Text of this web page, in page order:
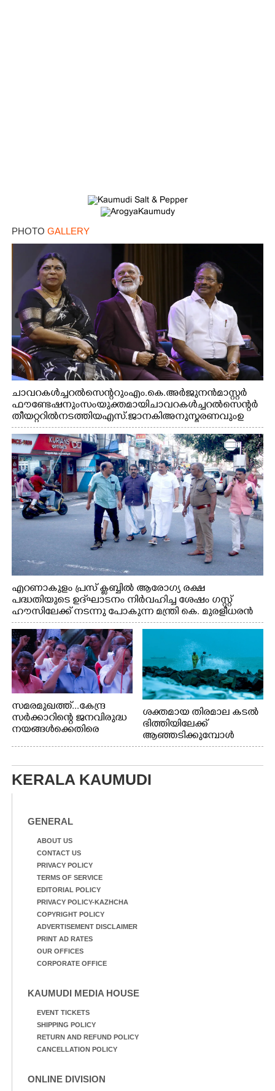
PHOTO GALLERY
ചാവറ കൾച്ചറൽ സെന്ററും എം.കെ. അർജുനൻ മാസ്റ്റർ
ഫൗണ്ടേഷനും സംയുക്തമായി ചാവറ കൾച്ചറൽ സെന്റർ
തീയറ്ററിൽ നടത്തിയ എസ്. ജാനകി അനുസ്മരണവും ഉ
ദ്ഘാടനം ചെയ്യാനെത്തിയ സംഗീത സംവിധായകൻ ജെറി
അമൽദേവ്, ഗായിക ജെൻസി, എം.കെ. അർജുനൻ
ഫൗണ്ടേഷൻ ചെയർമാൻ ഡോ. രാധാകൃഷ്ണൻ എന്നിവർ
എറണാകുളം പ്രസ് ക്ലബ്ബിൽ ആരോഗ്യ രക്ഷ
പദ്ധതിയുടെ ഉദ്‌ഘാടനം നിർവഹിച്ച ശേഷം ഗസ്റ്റ്
ഹൗസിലേക്ക് നടന്നു പോകുന്ന മന്ത്രി കെ. മുരളീധരൻ
സമരമുഖത്ത്...കേന്ദ്ര
സർക്കാറിന്റെ ജനവിരുദ്ധ
നയങ്ങൾക്കെതിരെ
ഓഫീസിനു മുന്നിൽ
കർഷക തൊഴിലാളി
സംയുക്ത സമര സമിതി
പങ്കെടുത്തുകൊണ്ട്
മുദ്രാവാക്യം വിളിക്കുന്ന
മുൻ മന്ത്രി എസ്. ശർമ്മ
ശക്തമായ തിരമാല കടൽ
ഭിത്തിയിലേക്ക്
ആഞ്ഞടിക്കുമ്പോൾ
അപകടകരമായ രീതിയിൽ
യുവാക്കൾ. ഞാറയ്ക്കൽ
ബീച്ചിൽ നിന്നുള്ള കാഴ്ച്ച
KERALA KAUMUDI
GENERAL
ABOUT US
CONTACT US
PRIVACY POLICY
TERMS OF SERVICE
EDITORIAL POLICY
PRIVACY POLICY-KAZHCHA
COPYRIGHT POLICY
ADVERTISEMENT DISCLAIMER
PRINT AD RATES
OUR OFFICES
CORPORATE OFFICE
KAUMUDI MEDIA HOUSE
EVENT TICKETS
SHIPPING POLICY
RETURN AND REFUND POLICY
CANCELLATION POLICY
ONLINE DIVISION